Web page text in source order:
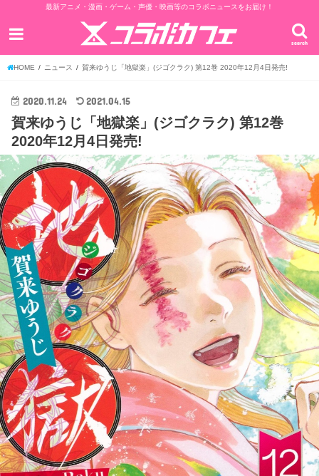
最新アニメ・漫画・ゲーム・声優・映画等のコラボニュースをお届け！
search
HOME ニュース 賀来ゆうじ「地獄楽」(ジゴクラク) 第12巻 2020年12月4日発売!
2020.11.24 2021.04.15
賀来ゆうじ「地獄楽」(ジゴクラク) 第12巻
2020年12月4日発売!